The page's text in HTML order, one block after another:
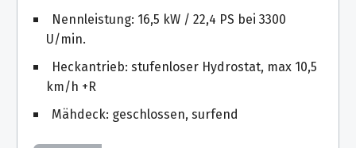
Nennleistung: 16,5 kW / 22,4 PS bei 3300
U/min.
Heckantrieb: stufenloser Hydrostat, max 10,5
km/h +R
Mähdeck: geschlossen, surfend